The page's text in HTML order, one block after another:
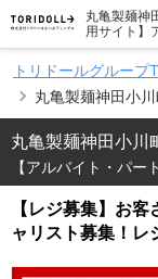
丸亀製麺神
用サイト】
トリドールグループ
丸亀製麺神田小
丸亀製麺神田小川
【アルバイト・パ
【レジ募集】お
ャリスト募集！レ